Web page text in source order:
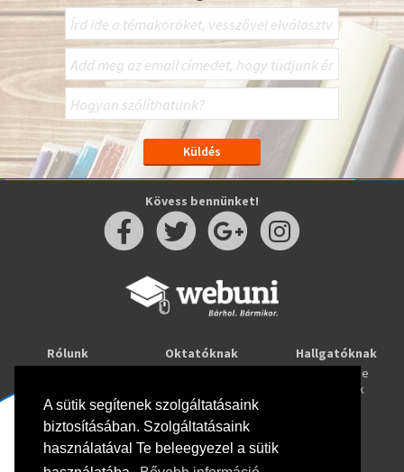
A sütik segítenek szolgáltatásaink
biztosításában. Szolgáltatásaink
használatával Te beleegyezel a sütik
Kövess bennünket!
Rólunk
Oktatóknak
Webuni Stúdió
Hallgatóknak
Tanulj online
Képzések
Info
Adatkezelési tájékoztató
ÁSZF